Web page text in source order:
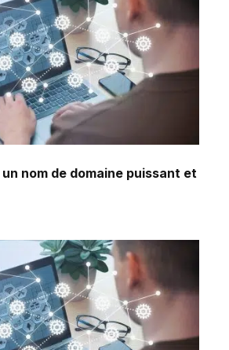
nom de domaine puissant et